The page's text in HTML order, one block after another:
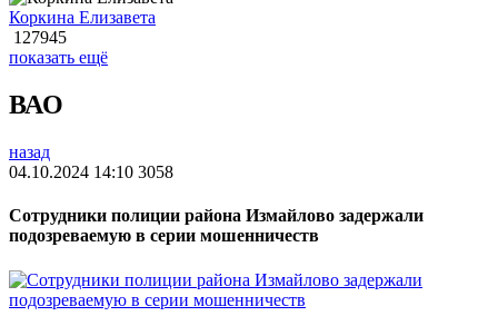
Коркина Елизавета
127945
показать ещё
ВАО
назад
04.10.2024 14:10 3058
Сотрудники полиции района Измайлово задержали
подозреваемую в серии мошенничеств